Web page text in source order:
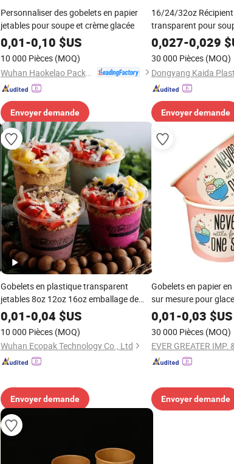
Personnaliser des gobelets en papier
jetables pour soupe et crème glacée
0,01-0,10 $US
10 000 Pièces (MOQ)
Wuhan Haokelao Packaging Technology Co., Ltd.
Envoyer demande
16/24/32oz
transparent pour
collation à emporter,
avec couvercle pour
aliments
0,027-0,029
30 000 Pièces (MOQ)
Envoyer demande
Gobelets en plastique transparent
jetables 8oz 12oz 16oz emballage de
salades de fruits acai
0,01-0,04 $US
10 000 Pièces (MOQ)
Wuhan Ecopak Technology Co., Ltd
Envoyer demande
Gobelets en papier
sur mesure pour
pour glace
0,01-0,03 $US
30 000 Pièces (MOQ)
Envoyer demande